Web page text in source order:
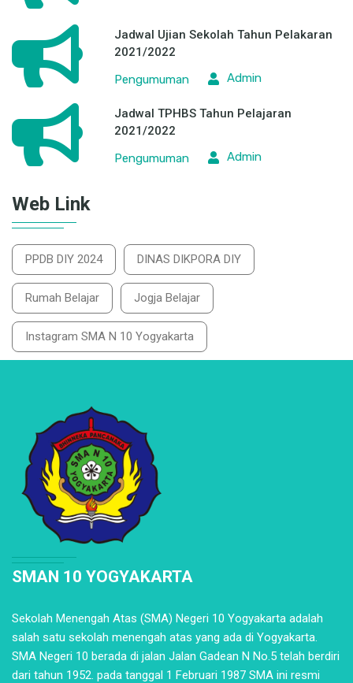
Jadwal Ujian Sekolah Tahun Pelakaran
2021/2022
Pengumuman
Admin
Jadwal TPHBS Tahun Pelajaran
2021/2022
Pengumuman
Admin
Web Link
PPDB DIY 2024 DINAS DIKPORA DIY
Rumah Belajar Jogja Belajar
Instagram SMA N 10 Yogyakarta
SMAN 10 YOGYAKARTA
Sekolah Menengah Atas (SMA) Negeri 10 Yogyakarta adalah
salah satu sekolah menengah atas yang ada di Yogyakarta.
SMA Negeri 10 berada di jalan Jalan Gadean N No.5 telah berdiri
dari tahun 1952. pada tanggal 1 Februari 1987 SMA ini resmi